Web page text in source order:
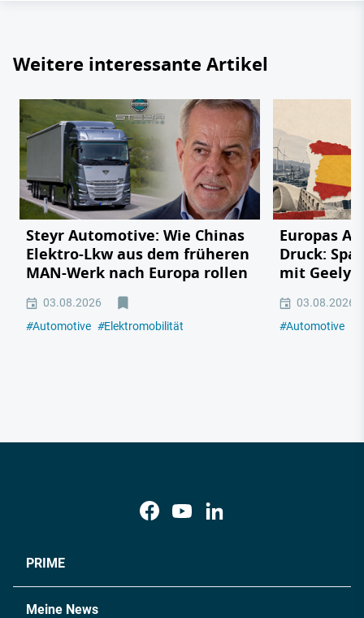
Weitere interessante Artikel
Steyr Automotive: Wie Chinas
Elektro-Lkw aus dem früheren
MAN-Werk nach Europa rollen
03.08.2026
#Automotive #Elektromobilität
Europas
Druck:
mit Geely,
03.08.2026
#Automotive
PRIME
Meine News